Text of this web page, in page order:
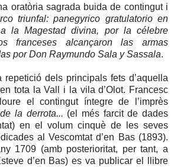
oratòria sagrada buida de contingut i
triunfal: panegyrico gratulatorio en
la Magestad divina, por la célebre
franceses alcançaron las armas
por Don Raymundo Sala y Sassala.
repetició dels principals fets d’aquella
tota la Vall i la vila d’Olot. Francesc
el contingut íntegre de l’imprès
la derrota... (el més farcit de dades
en el volum cinquè de les seves
al Vescomtat d’en Bas (1893).
1709 (amb posterioritat, per tant, a
d’en Bas) es va publicar el llibre